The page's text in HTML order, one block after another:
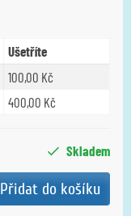
Ušetříte
100,00 Kč
400,00 Kč
Skladem
Přidat do košíku